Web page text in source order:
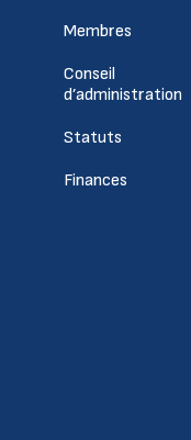
Membres
Conseil
d’administration
Statuts
Finances